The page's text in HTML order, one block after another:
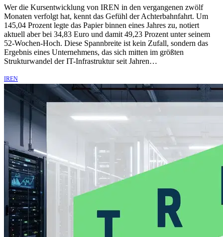
Wer die Kursentwicklung von IREN in den vergangenen zwölf
Monaten verfolgt hat, kennt das Gefühl der Achterbahnfahrt. Um
145,04 Prozent legte das Papier binnen eines Jahres zu, notiert
aktuell aber bei 34,83 Euro und damit 49,23 Prozent unter seinem
52-Wochen-Hoch. Diese Spannbreite ist kein Zufall, sondern das
Ergebnis eines Unternehmens, das sich mitten im größten
Strukturwandel der IT-Infrastruktur seit Jahren…
IREN